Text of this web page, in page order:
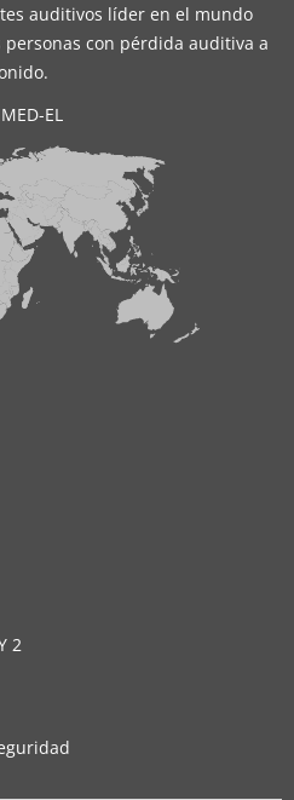
auditivos líder en el mundo
con pérdida auditiva a
EL
2